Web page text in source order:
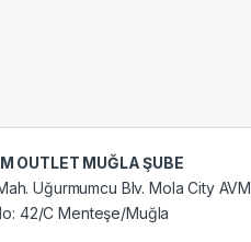
OUTLET MUĞLA ŞUBE
Uğurmumcu Blv. Mola City AVM
42/C Menteşe/Muğla